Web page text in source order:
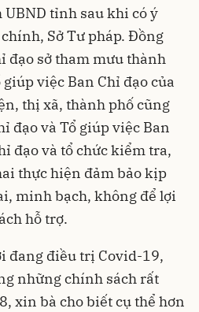
UBND tỉnh sau khi có ý
Sở Tư pháp. Đồng
đạo sở tham mưu thành
việc Ban Chỉ đạo của
thị xã, thành phố cũng
đạo và Tổ giúp việc Ban
đạo và tổ chức kiểm tra,
thực hiện đảm bảo kịp
minh bạch, không để lợi
hỗ trợ.
đang điều trị Covid-19,
những chính sách rất
xin bà cho biết cụ thể hơn